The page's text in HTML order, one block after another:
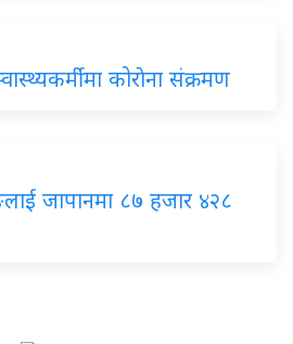
कोराेना संक्रमण
जापानमा ८७ हजार ४२८